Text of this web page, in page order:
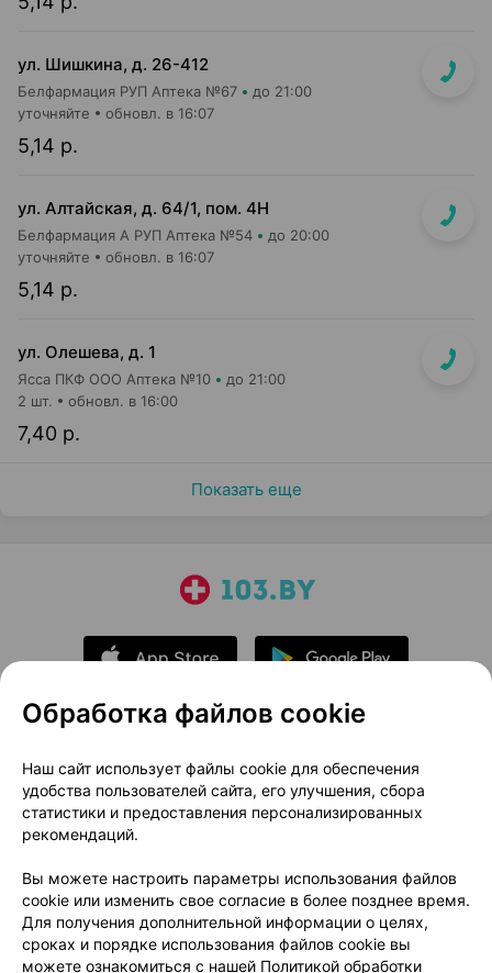
ул. Шишкина, д. 26-412
Белфармация РУП Аптека №67 до 21:00
5,14 р.
уточняйте обновл. в 16:07
ул. Алтайская, д. 64/1, пом. 4Н
Белфармация А РУП Аптека №54 до 20:00
5,14 р.
уточняйте обновл. в 16:07
ул. Олешева, д. 1
Ясса ПКФ ООО Аптека №10 до 21:00
7,40 р.
2 шт. обновл. в 16:00
Показать еще
О проекте
Новости проекта
Размещение рекламы
Медицинский маркетинг
Публичный договор
Доставка
Способы оплаты
Вакансии
Партнеры
Написать руководителю 103.by
Написать в поддержку
Обработка файлов cookie
Наш сайт использует файлы cookie для обеспечения
удобства пользователей сайта, его улучшения, сбора
статистики и предоставления персонализированных
рекомендаций.
Вы можете настроить параметры использования файлов
cookie или изменить свое согласие в более позднее время.
Для получения дополнительной информации о целях,
сроках и порядке использования файлов cookie вы
можете ознакомиться с нашей Политикой обработки